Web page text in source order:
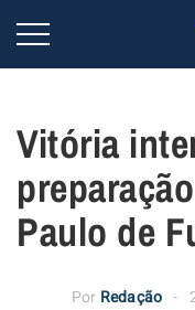
Vitória
Paulo de
Por Redação